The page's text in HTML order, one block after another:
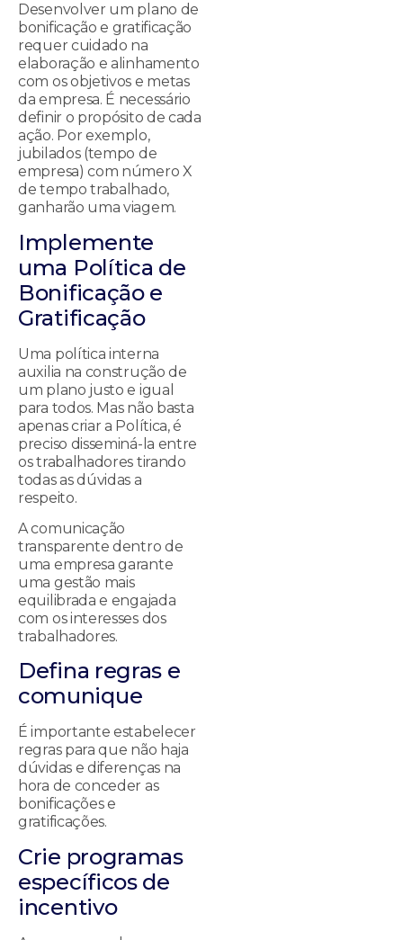
Desenvolver um plano de
bonificação e gratificação
requer cuidado na
elaboração e alinhamento
com os objetivos e metas
da empresa. É necessário
definir o propósito de cada
ação. Por exemplo,
jubilados (tempo de
empresa) com número X
de tempo trabalhado,
ganharão uma viagem.
Implemente
uma Política de
Bonificação e
Gratificação
Uma política interna
auxilia na construção de
um plano justo e igual
para todos. Mas não basta
apenas criar a Política, é
preciso disseminá-la entre
os trabalhadores tirando
todas as dúvidas a
respeito.
A comunicação
transparente dentro de
uma empresa garante
uma gestão mais
equilibrada e engajada
com os interesses dos
trabalhadores.
Defina regras e
comunique
É importante estabelecer
regras para que não haja
dúvidas e diferenças na
hora de conceder as
bonificações e
gratificações.
Crie programas
específicos de
incentivo